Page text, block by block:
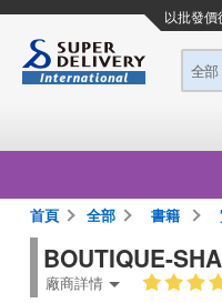
以批發價
全部
首頁 全部 書籍
BOUTIQUE-
廠商詳情